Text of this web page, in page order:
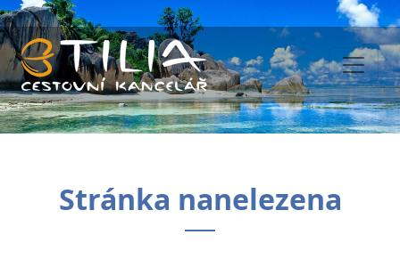
Stránka nanelezena